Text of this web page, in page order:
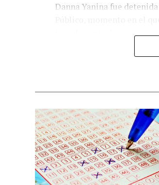
Danna Yanina fue
El caso es investigado
presuntamente
La muerte de Dafne
presidenta Claudia
militarizada en
Secretaría de la Defensa